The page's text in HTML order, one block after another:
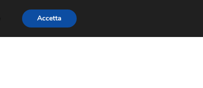
BEAUTIFUL
Accetta